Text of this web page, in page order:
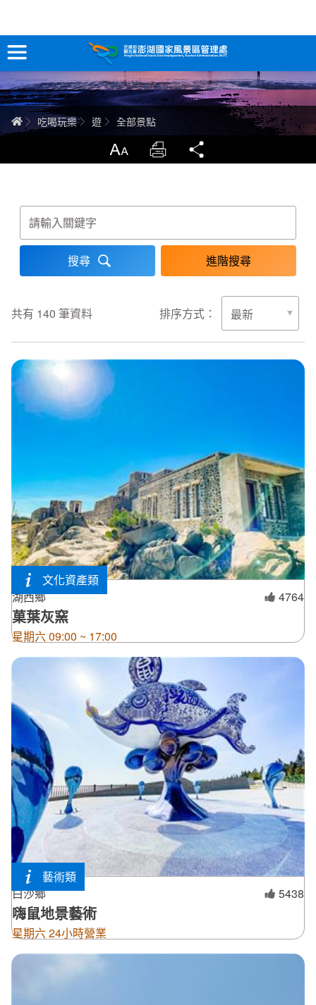
跳
到
主
要
內
容
訊息專區
關於澎湖
智慧觀光情報站
永續旅遊
RSS
首長信箱
Bahasa indonesia
全部景點
首頁吃喝玩樂 遊 全部景點
放大 列印
關鍵字
進階搜尋
共有 140 筆資料 排序方式：
文化資產類
湖西鄉
4764
菓葉灰窯
星期六 09:00 ~ 17:00
藝術類
白沙鄉
5438
嗨鼠地景藝術
星期六 24小時營業